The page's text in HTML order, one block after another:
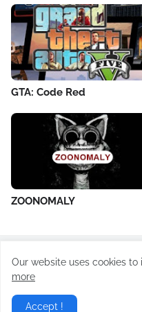
GTA: Code Red
ZOONOMALY
Our website uses cookies
more
Accept !